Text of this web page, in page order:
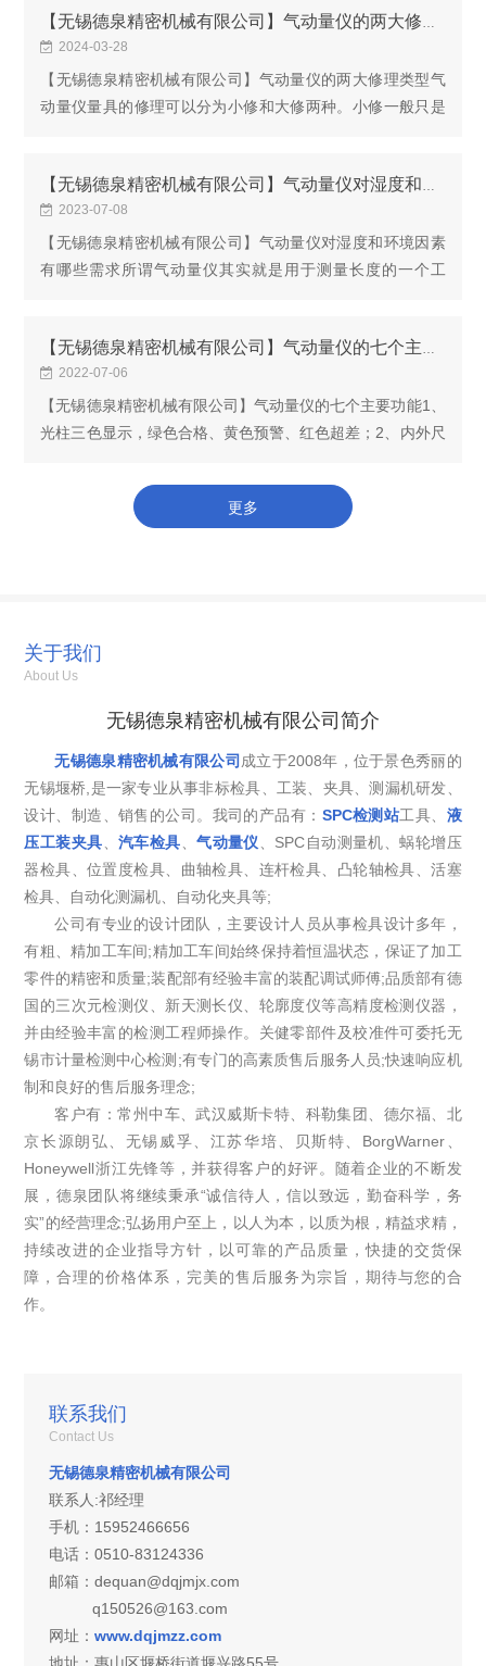
【无锡德泉精密机械有限公司】气动量仪的两大修理类型
2024-03-28
【无锡德泉精密机械有限公司】气动量仪的两大修理类型气
动量仪量具的修理可以分为小修和大修两种。小修一般只是
【无锡德泉精密机械有限公司】气动量仪对湿度和环境因素有哪些需求
2023-07-08
【无锡德泉精密机械有限公司】气动量仪对湿度和环境因素
有哪些需求所谓气动量仪其实就是用于测量长度的一个工
【无锡德泉精密机械有限公司】气动量仪的七个主要功能
2022-07-06
【无锡德泉精密机械有限公司】气动量仪的七个主要功能1、
光柱三色显示，绿色合格、黄色预警、红色超差；2、内外尺
1um、2um、5um4、测量显示分辨率精度小于0.1u...
更多
关于我们
About Us
无锡德泉精密机械有限公司简介
无锡德泉精密机械有限公司成立于2008年，位于景色秀丽的
无锡堰桥,是一家专业从事非标检具、工装、夹具、测漏机研发、
设计、制造、销售的公司。我司的产品有： SPC检测站工具、 液
压工装夹具
汽车检具 、气动量仪 、SPC自动测量机、蜗轮增压
器检具、位置度检具、曲轴检具、连杆检具、凸轮轴检具、活塞
检具、自动化测漏机、自动化夹具等;
公司有专业的设计团队，主要设计人员从事检具设计多年，
有粗、精加工车间;精加工车间始终保持着恒温状态，保证了加工
零件的精密和质量;装配部有经验丰富的装配调试师傅;品质部有德
国的三次元检测仪、新天测长仪、轮廓度仪等高精度检测仪器，
并由经验丰富的检测工程师操作。关健零部件及校准件可委托无
锡市计量检测中心检测;有专门的高素质售后服务人员;快速响应机
制和良好的售后服务理念;
客户有：常州中车、武汉威斯卡特、科勒集团、德尔福、北
京长源朗弘、无锡威孚、江苏华培、贝斯特、BorgWarner、
Honeywell浙江先锋等，并获得客户的好评。随着企业的不断发
展，德泉团队将继续秉承“诚信待人，信以致远，勤奋科学，务
实”的经营理念;弘扬用户至上，以人为本，以质为根，精益求精，
持续改进的企业指导方针，以可靠的产品质量，快捷的交货保
障，合理的价格体系，完美的售后服务为宗旨，期待与您的合
作。
联系我们
Contact Us
无锡德泉精密机械有限公司
联系人:祁经理
手机：15952466656
电话：0510-83124336
邮箱：dequan@dqjmjx.com
q150526@163.com
网址： www.dqjmzz.com